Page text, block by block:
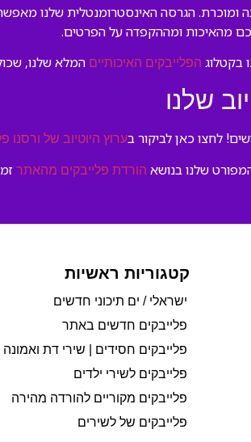
ומוכרת. הגרסה האינסטרומנטלית שלנו
מהאיכות ומההקפדה על הפרטים.
בקטלוג הפלייבקים האיכותיים המלא שלנו,
שלנו
לחצו כאן לביקור בערוץ היוטיוב של ורסנו
שלנו בנושא הורדת פלייבקים מהאתר
קטגוריות ראשיות
ישראלי / ים תיכוני חדשים
פלייבקים חדשים באתר
פלייבקים חסידים | שירי דת ואמונה
פלייבקים לשירי ילדים
פלייבקים מקוריים להורדה מהירה
פלייבקים של לשירים